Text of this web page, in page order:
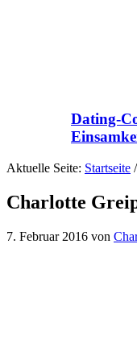
Dating-
Aktuelle Seite: Startseite /
Charlotte
7. Februar 2016 von